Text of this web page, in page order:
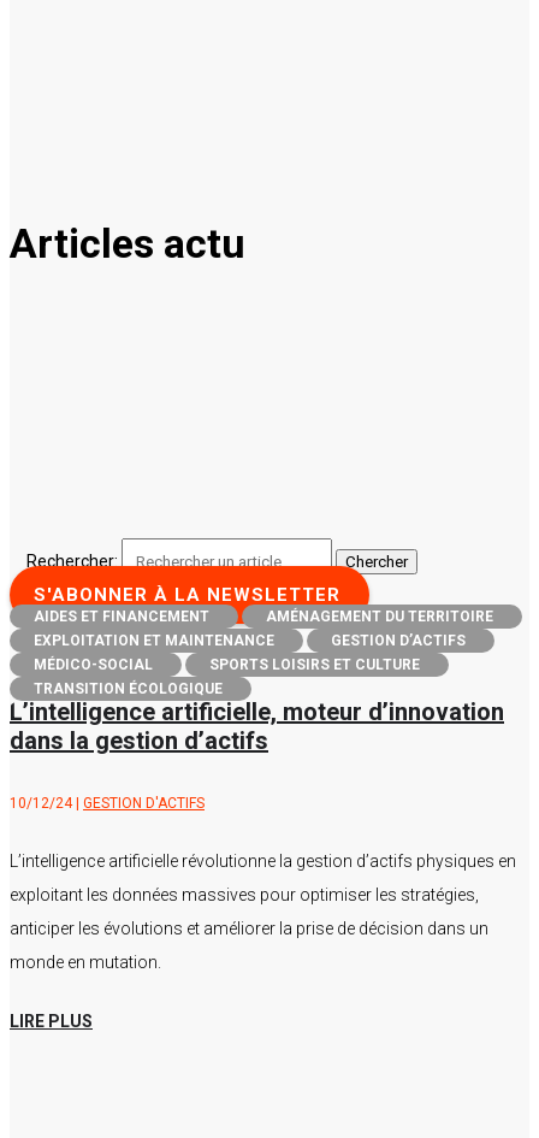
Articles actu
Rechercher:
S'ABONNER À LA NEWSLETTER
AIDES ET FINANCEMENT
AMÉNAGEMENT DU TERRITOIRE
EXPLOITATION ET MAINTENANCE
GESTION D’ACTIFS
MÉDICO-SOCIAL
SPORTS LOISIRS ET CULTURE
TRANSITION ÉCOLOGIQUE
L’intelligence artificielle, moteur d’innovation
dans la gestion d’actifs
10/12/24| GESTION D'ACTIFS
L’intelligence artificielle révolutionne la gestion d’actifs physiques en
exploitant les données massives pour optimiser les stratégies,
anticiper les évolutions et améliorer la prise de décision dans un
monde en mutation.
LIRE PLUS